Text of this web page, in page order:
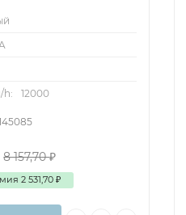
h:
12000
8 157,70₽
2 531,70₽